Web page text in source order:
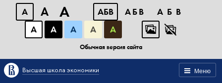
A A A АБВ АБВ
АБВ
А
А А А А
Обычная версия сайта
Меню
Высшая школа экономики